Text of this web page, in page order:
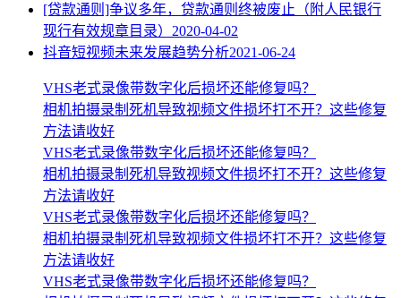
[贷款通则]争议多年，贷款通则终被废止（附人民银行
现行有效规章目录） 2020-04-02
抖音短视频未来发展趋势分析2021-06-24
VHS老式录像带数字化后损坏还能修复吗？
相机拍摄录制死机导致视频文件损坏打不开？这些修复
方法请收好
VHS老式录像带数字化后损坏还能修复吗？
相机拍摄录制死机导致视频文件损坏打不开？这些修复
方法请收好
VHS老式录像带数字化后损坏还能修复吗？
相机拍摄录制死机导致视频文件损坏打不开？这些修复
方法请收好
VHS老式录像带数字化后损坏还能修复吗？